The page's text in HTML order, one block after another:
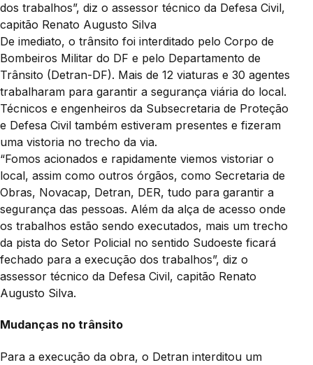
dos trabalhos”, diz o assessor técnico da Defesa Civil,
capitão Renato Augusto Silva
De imediato, o trânsito foi interditado pelo Corpo de
Bombeiros Militar do DF e pelo Departamento de
Trânsito (Detran-DF). Mais de 12 viaturas e 30 agentes
trabalharam para garantir a segurança viária do local.
Técnicos e engenheiros da Subsecretaria de Proteção
e Defesa Civil também estiveram presentes e fizeram
uma vistoria no trecho da via.
“Fomos acionados e rapidamente viemos vistoriar o
local, assim como outros órgãos, como Secretaria de
Obras, Novacap, Detran, DER, tudo para garantir a
segurança das pessoas. Além da alça de acesso onde
os trabalhos estão sendo executados, mais um trecho
da pista do Setor Policial no sentido Sudoeste ficará
fechado para a execução dos trabalhos”, diz o
assessor técnico da Defesa Civil, capitão Renato
Augusto Silva.
Mudanças no trânsito
Para a execução da obra, o Detran interditou um